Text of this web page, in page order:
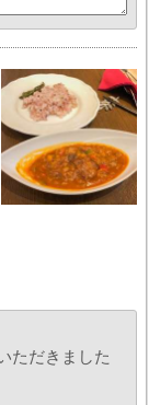
ただきました